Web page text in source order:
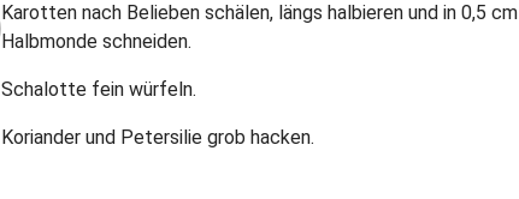
Karotten nach Belieben schälen, längs halbieren und in 0,5 cm
Halbmonde schneiden.
Schalotte fein würfeln.
Koriander und Petersilie grob hacken.